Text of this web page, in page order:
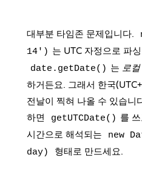
대부분 타임존 문제입니다.
14') 는 UTC 자정으로 파
date.getDate() 는 로컬
하거든요. 그래서 한국
전날이 찍혀 나올 수 있습니
하면
getUTCDate() 를
시간으로 해석되는
new
day)
형태로 만드세요.